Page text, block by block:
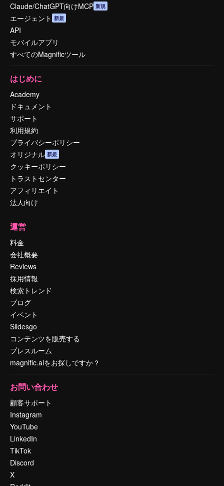
Claude/ChatGPT向けMCP 新規
エージェント 新規
API
モバイルアプリ
すべてのMagnificツール
はじめに
Academy
ドキュメント
サポート
利用規約
プライバシーポリシー
オリジナル 新規
クッキーポリシー
トラストセンター
アフィリエイト
法人向け
運営
料金
会社概要
Reviews
採用情報
検索トレンド
ブログ
イベント
Slidesgo
コンテンツを販売する
プレスルーム
magnific.aiをお探しですか？
お問い合わせ
顧客サポート
Instagram
YouTube
LinkedIn
TikTok
Discord
X